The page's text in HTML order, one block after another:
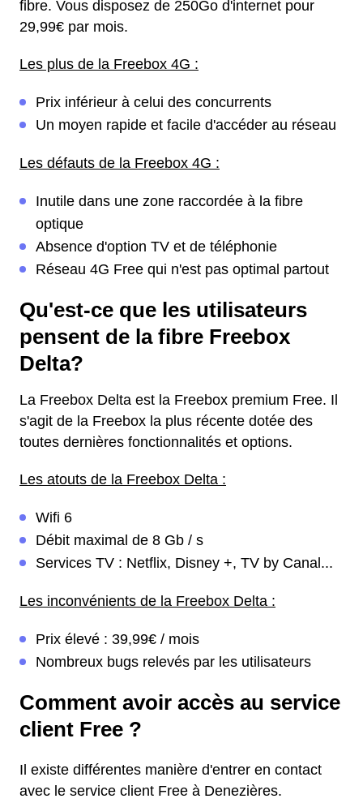
fibre. Vous disposez de 250Go d'internet pour
29,99€ par mois.
Les plus de la Freebox 4G :
Prix inférieur à celui des concurrents
Un moyen rapide et facile d'accéder au réseau
Les défauts de la Freebox 4G :
Inutile dans une zone raccordée à la fibre
optique
Absence d'option TV et de téléphonie
Réseau 4G Free qui n'est pas optimal partout
Qu'est-ce que les utilisateurs
pensent de la fibre Freebox
Delta?
La Freebox Delta est la Freebox premium Free. Il
s'agit de la Freebox la plus récente dotée des
toutes dernières fonctionnalités et options.
Les atouts de la Freebox Delta :
Wifi 6
Débit maximal de 8 Gb / s
Services TV : Netflix, Disney +, TV by Canal...
Les inconvénients de la Freebox Delta :
Prix élevé : 39,99€ / mois
Nombreux bugs relevés par les utilisateurs
Comment avoir accès au service
client Free ?
Il existe différentes manière d'entrer en contact
avec le service client Free à Denezières.